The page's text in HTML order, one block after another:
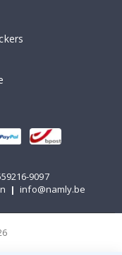
9097
| info@namly.be